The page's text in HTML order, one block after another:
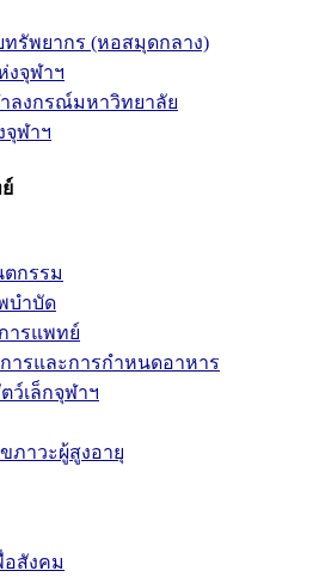
รัพยากร (หอสมุดกลาง)
งจุฬาฯ
ลงกรณ์มหาวิทยาลัย
จุฬาฯ
กรรม
บำบัด
ารแพทย์
ารและการกำหนดอาหาร
ว์เล็กจุฬาฯ
ภาวะผู้สูงอายุ
อสังคม